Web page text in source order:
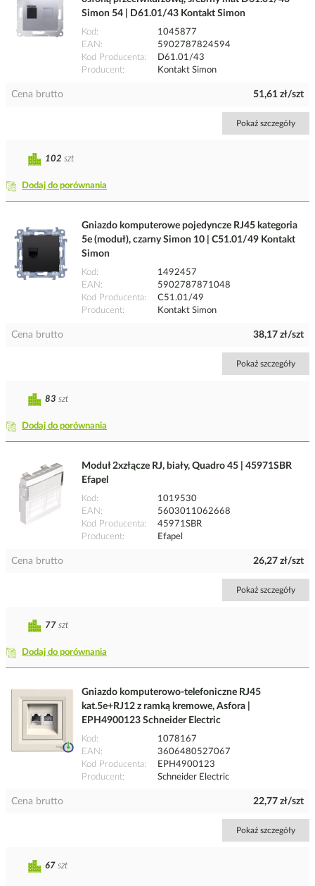
Simon 54 | D61.01/43 Kontakt Simon
Kod
1045877
EAN
5902787824594
Kod Producenta
D61.01/43
Producent
Kontakt Simon
Cena brutto 51,61 zł/szt
Pokaż szczegóły
Dodaj do porównania
102 szt
Gniazdo komputerowe pojedyncze RJ45 kategoria
5e (moduł), czarny Simon 10 | C51.01/49 Kontakt
Simon
Kod
1492457
EAN
5902787871048
Kod Producenta
C51.01/49
Producent
Kontakt Simon
Cena brutto 38,17 zł/szt
Pokaż szczegóły
Dodaj do porównania
83 szt
Moduł 2xzłącze RJ, biały, Quadro 45 | 45971SBR
Efapel
Kod
1019530
EAN
5603011062668
Kod Producenta
45971SBR
Producent
Efapel
Cena brutto 26,27 zł/szt
Pokaż szczegóły
Dodaj do porównania
77 szt
Gniazdo komputerowo-telefoniczne RJ45
kat.5e+RJ12 z ramką kremowe, Asfora |
EPH4900123 Schneider Electric
Kod
1078167
EAN
3606480527067
Kod Producenta
EPH4900123
Producent
Schneider Electric
Cena brutto 22,77 zł/szt
Pokaż szczegóły
67 szt